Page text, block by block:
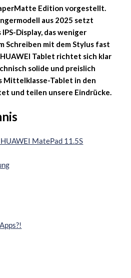
Edition vorgestellt.
aus 2025 setzt
Display, das weniger
Schreiben mit dem Stylus fast
Tablet richtet sich klar
solide und preislich
Mittelklasse-Tablet in den
und teilen unsere Eindrücke.
MatePad 11.5S